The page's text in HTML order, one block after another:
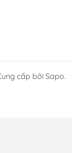
cấp bởi Sapo.